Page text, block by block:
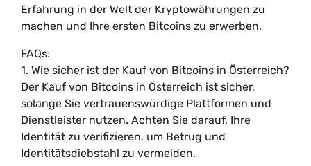
Erfahrung in der Welt der Kryptowährungen zu
machen und Ihre ersten Bitcoins zu erwerben.
FAQs:
1. Wie sicher ist der Kauf von Bitcoins in Österreich?
Der Kauf von Bitcoins in Österreich ist sicher,
solange Sie vertrauenswürdige Plattformen und
Dienstleister nutzen. Achten Sie darauf, Ihre
Identität zu verifizieren, um Betrug und
Identitätsdiebstahl zu vermeiden.